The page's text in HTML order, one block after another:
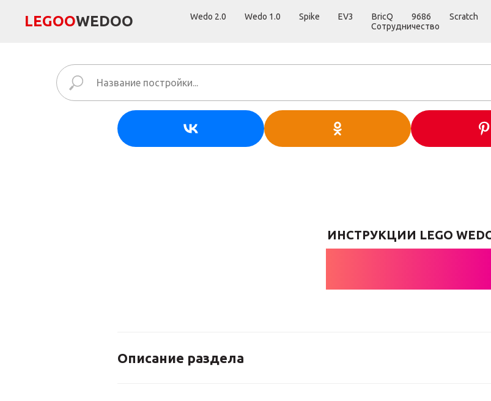
LEGООWEDОО Wedo 2.0 Wedo 1.0 Spike EV3 BricQ 9686 Scratch
Сотрудничество
ИНСТРУКЦИИ LEGO
Описание раздела